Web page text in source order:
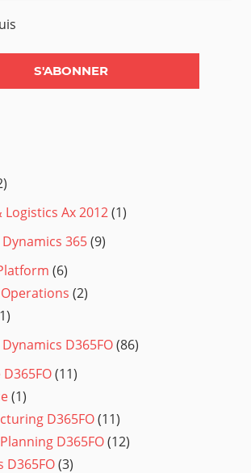
Logistics Ax 2012(1)
365(9)
(6)
(2)
D365FO(86)
(11)
(1)
D365FO(11)
D365FO(12)
D365FO(3)